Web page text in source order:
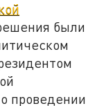
были
проведении